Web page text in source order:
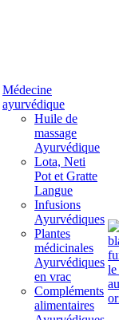
Médecine
ayurvédique
Huile de
massage
Ayurvédique
Lota, Neti
Pot et Gratte
Langue
Infusions
Ayurvédiques
Plantes
médicinales
Ayurvédiques
en vrac
Compléments
alimentaires